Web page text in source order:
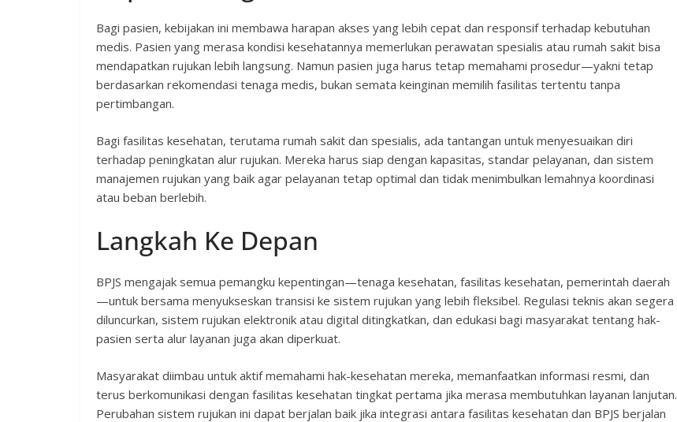
Bagi pasien, kebijakan ini membawa harapan akses yang lebih cepat dan responsif terhadap kebutuhan
medis. Pasien yang merasa kondisi kesehatannya memerlukan perawatan spesialis atau rumah sakit bisa
mendapatkan rujukan lebih langsung. Namun pasien juga harus tetap memahami prosedur—yakni tetap
berdasarkan rekomendasi tenaga medis, bukan semata keinginan memilih fasilitas tertentu tanpa
pertimbangan.
Bagi fasilitas kesehatan, terutama rumah sakit dan spesialis, ada tantangan untuk menyesuaikan diri
terhadap peningkatan alur rujukan. Mereka harus siap dengan kapasitas, standar pelayanan, dan sistem
manajemen rujukan yang baik agar pelayanan tetap optimal dan tidak menimbulkan lemahnya koordinasi
atau beban berlebih.
Langkah Ke Depan
BPJS mengajak semua pemangku kepentingan—tenaga kesehatan, fasilitas kesehatan, pemerintah daerah
—untuk bersama menyukseskan transisi ke sistem rujukan yang lebih fleksibel. Regulasi teknis akan segera
diluncurkan, sistem rujukan elektronik atau digital ditingkatkan, dan edukasi bagi masyarakat tentang hak-
pasien serta alur layanan juga akan diperkuat.
Masyarakat diimbau untuk aktif memahami hak-kesehatan mereka, memanfaatkan informasi resmi, dan
terus berkomunikasi dengan fasilitas kesehatan tingkat pertama jika merasa membutuhkan layanan lanjutan.
Perubahan sistem rujukan ini dapat berjalan baik jika integrasi antara fasilitas kesehatan dan BPJS berjalan